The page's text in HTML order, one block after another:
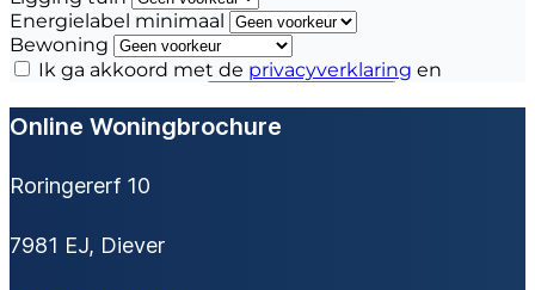
Online Woningbrochure
Roringererf 10
7981 EJ, Diever